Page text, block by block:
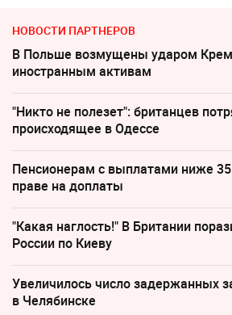
НОВОСТИ ПАРТНЕРОВ
В Польше возмущены ударом
иностранным активам
"Никто не полезет": британцев
происходящее в Одессе
Пенсионерам с выплатами ниже
праве на доплаты
"Какая наглость!" В Британии
России по Киеву
Увеличилось число задержанных
в Челябинске